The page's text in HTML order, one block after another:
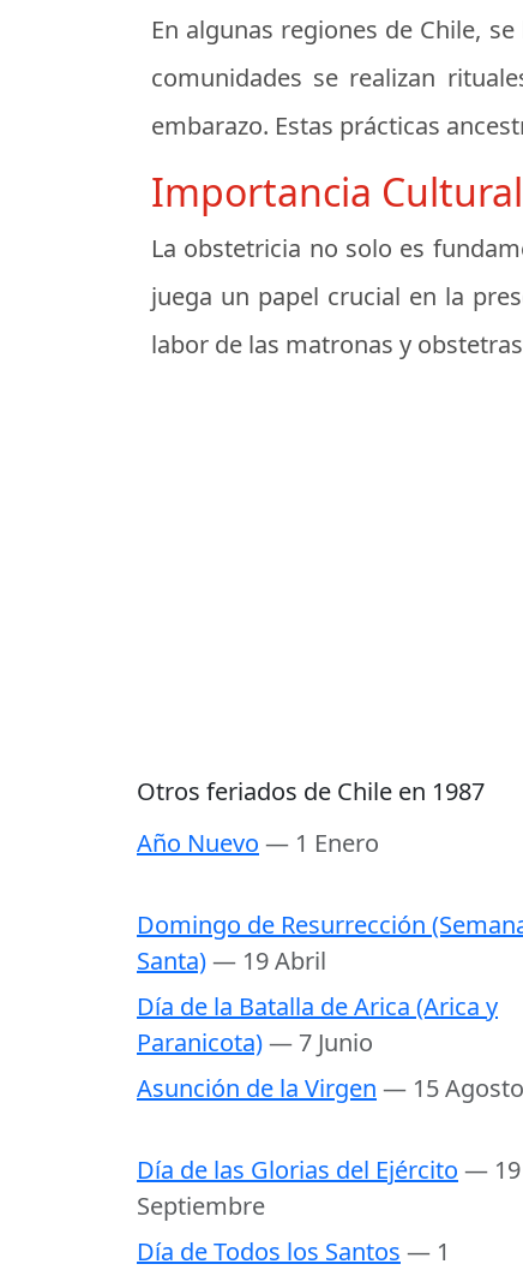
En algunas regiones de Chile,
comunidades se realizan
embarazo. Estas prácticas
Importancia Cultural
La obstetricia no solo es
juega un papel crucial en la
labor de las matronas y
Otros feriados de Chile en 1987
Año Nuevo — 1 Enero
Domingo de Resurrección
Santa)— 19 Abril
Día de la Batalla de Arica (Arica y
Paranicota)— 7 Junio
Asunción de la Virgen — 15 Agosto
Día de las Glorias del Ejército — 19
Septiembre
Día de Todos los Santos — 1